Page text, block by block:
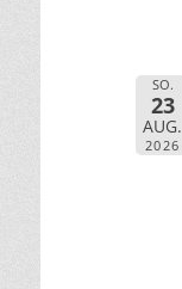
SO.
23
AUG.
2026